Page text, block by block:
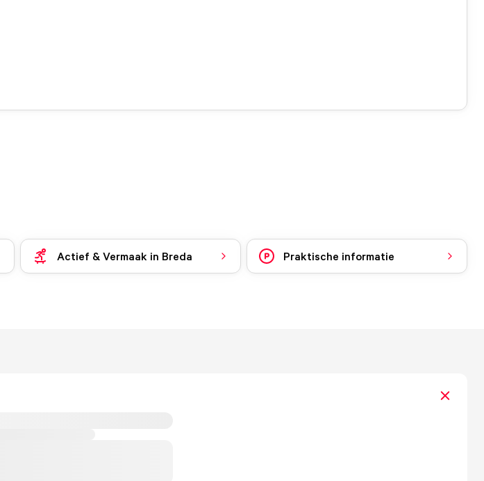
Actief & Vermaak in Breda Praktische informatie